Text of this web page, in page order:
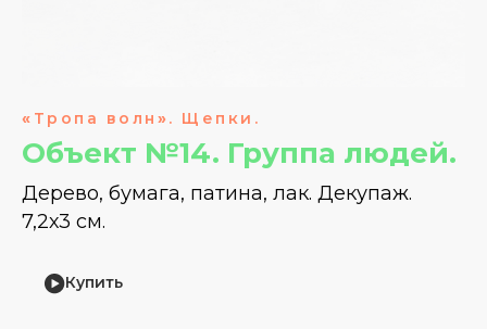
« Тропа волн » . Щепки.
Объект №14. Группа людей.
Дерево, бумага, патина, лак. Декупаж.
7,2х3 см.
Купить